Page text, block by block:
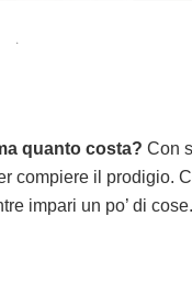
.
quanto costa? Con
compiere il prodigio.
impari un po’ di cose.